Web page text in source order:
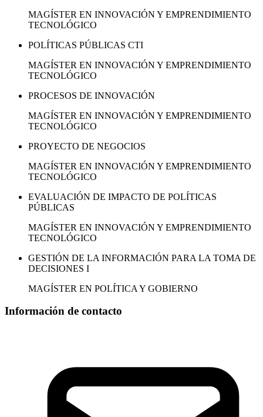
MAGÍSTER EN INNOVACIÓN Y EMPRENDIMIENTO
TECNOLÓGICO
POLÍTICAS PÚBLICAS CTI
MAGÍSTER EN INNOVACIÓN Y EMPRENDIMIENTO
TECNOLÓGICO
PROCESOS DE INNOVACIÓN
MAGÍSTER EN INNOVACIÓN Y EMPRENDIMIENTO
TECNOLÓGICO
PROYECTO DE NEGOCIOS
MAGÍSTER EN INNOVACIÓN Y EMPRENDIMIENTO
TECNOLÓGICO
EVALUACIÓN DE IMPACTO DE POLÍTICAS
PÚBLICAS
MAGÍSTER EN INNOVACIÓN Y EMPRENDIMIENTO
TECNOLÓGICO
GESTIÓN DE LA INFORMACIÓN PARA LA TOMA DE
DECISIONES I
MAGÍSTER EN POLÍTICA Y GOBIERNO
Información de contacto